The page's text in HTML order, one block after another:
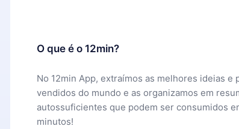
O que é o 12min?
No 12min App, extraímos as melhores ideias
vendidos do mundo e as organizamos em
autossuficientes que podem ser consumidos
minutos!